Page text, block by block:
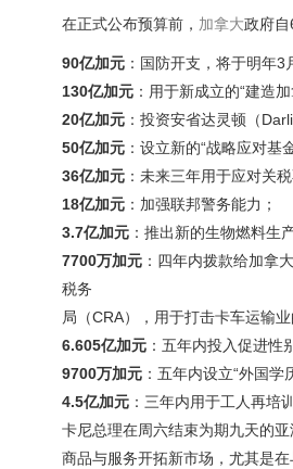
在正式公布预算前， 加拿大政府自
90亿加元 ：国防开支，将于明年3
130亿加元 ：用于新成立的“建造
20亿加元 ：投资安省达灵顿（
50亿加元 ：设立新的“战略应对基
36亿加元 ：未来三年用于应对关
18亿加元 ：加强联邦警务能力；
3.7亿加元 ：推出新的生物燃料生
7700万加元 ：四年内拨款给加拿大
税务
局（CRA），用于打击卡车运输业
6.605亿加元 ：五年内投入促进性
9700万加元 ：五年内设立“外国
4.5亿加元 ：三年内用于工人再培
卡尼总理在周六结束为期九天的
商品与服务开拓新市场，尤其是在